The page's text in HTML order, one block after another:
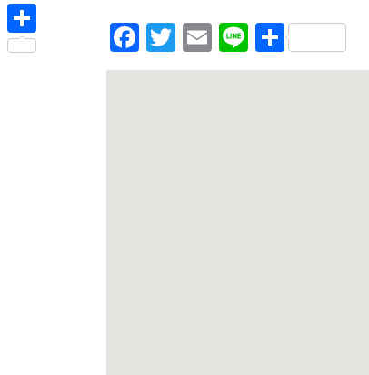
ッ
プ
FacebookTwitterEmail Line 共有
Line
共